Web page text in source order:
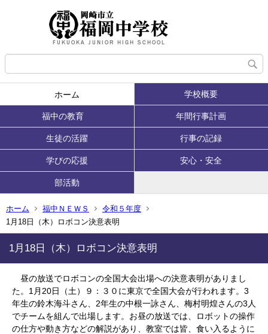
ホーム 学校概要
福中の教育 年間行事計画
生徒の活躍 行事の記録
学びの応援 安心・安全
部活動
ホーム 福中ＮＥＷＳ
令和５年度
1月18日（木）ロボコン決意表明
1月18日（木）ロボコン決意表明
昼の放送でロボコンの全国大会出場への決意表明がありまし
た。1月20日（土）９：３０に東京で全国大会が行われます。3
年生の鈴木海斗さん、2年生の中根一詠さん、梅村明煌さんの3人
でチームを組んで出場します。お昼の放送では、ロボットの操作
の仕方や動き方などの解説があり、教室では皆、食い入るように